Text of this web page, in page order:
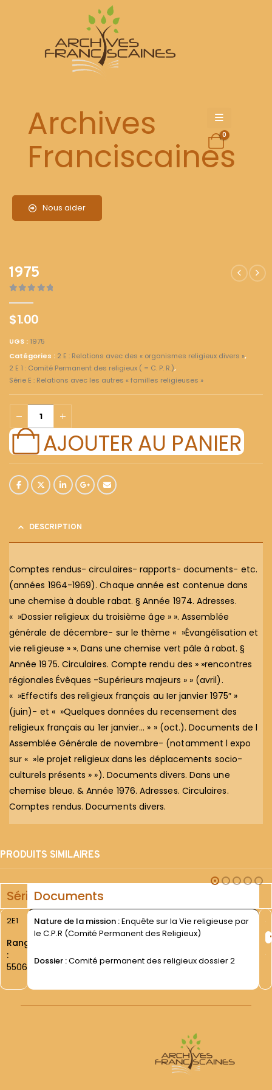
Archives
Franciscaines
Nous aider
0
1975
$1.00
UGS : 1975
Catégories : 2 E : Relations avec des « organismes religieux divers »,
2 E 1 : Comité Permanent des religieux ( = C. P. R.),
Série E : Relations avec les autres « familles religieuses »
AJOUTER AU PANIER
DESCRIPTION
Comptes rendus- circulaires- rapports- documents- etc.
(années 1964-1969). Chaque année est contenue dans
une chemise à double rabat. § Année 1974. Adresses.
« »Dossier religieux du troisième âge » ». Assemblée
générale de décembre- sur le thème « »Évangélisation et
vie religieuse » ». Dans une chemise vert pâle à rabat. §
Année 1975. Circulaires. Compte rendu des » »rencontres
régionales Évêques -Supérieurs majeurs » » (avril).
« »Effectifs des religieux français au Ier janvier 1975″ »
(juin)- et « »Quelques données du recensement des
religieux français au 1er janvier… » » (oct.). Documents de l
Assemblée Générale de novembre- (notamment l expo
sur « »le projet religieux dans les déplacements socio-
culturels présents » »). Documents divers. Dans une
chemise bleue. & Année 1976. Adresses. Circulaires.
Comptes rendus. Documents divers.
PRODUITS SIMILAIRES
SérieDocuments
2E1
Rang
:
5506
Nature de la mission :Enquête sur la Vie religieuse par
le C.P.R (Comité Permanent des Religieux)
Dossier :Comité permanent des religieux dossier 2